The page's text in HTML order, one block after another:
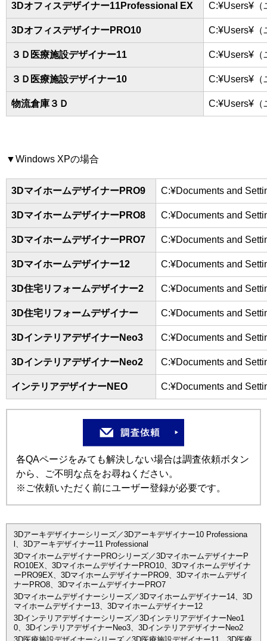
3Dオフィスデザイナー11Professional EX C:¥Users¥（
3DオフィスデザイナーPRO10 C:¥Users¥（
３Ｄ医療施設デザイナー11 C:¥Users¥（
３Ｄ医療施設デザイナー10 C:¥Users¥（
物流倉庫３Ｄ C:¥Users¥（
▼Windows XPの場合
3DマイホームデザイナーPRO9 C:¥Documents and
3DマイホームデザイナーPRO8 C:¥Documents and
3DマイホームデザイナーPRO7 C:¥Documents and
3Dマイホームデザイナー12 C:¥Documents and
3D住宅リフォームデザイナー2 C:¥Documents and
3D住宅リフォームデザイナー C:¥Documents and
3DインテリアデザイナーNeo3 C:¥Documents and
3DインテリアデザイナーNeo2 C:¥Documents and
インテリアデザイナーNEO C:¥Documents and
各QAページをみても解決しない場合は調査依頼ボタン
から、ご不明な点をお尋ねください。
※ご依頼いただく前にユーザー登録が必要です。
3Dアーキデザイナーシリーズ／3Dアーキデザイナー10 Professiona
l、3Dアーキデザイナー11 Professional
3DマイホームデザイナーPROシリーズ／3DマイホームデザイナーP
RO10EX、3DマイホームデザイナーPRO10、3Dマイホームデザイナ
ーPRO9EX、3DマイホームデザイナーPRO9、3Dマイホームデザイ
ナーPRO8、3DマイホームデザイナーPRO7
3Dマイホームデザイナーシリーズ／3Dマイホームデザイナー14、3D
マイホームデザイナー13、3Dマイホームデザイナー12
3Dインテリアデザイナーシリーズ／3DインテリアデザイナーNeo1
0、3DインテリアデザイナーNeo3、3DインテリアデザイナーNeo2